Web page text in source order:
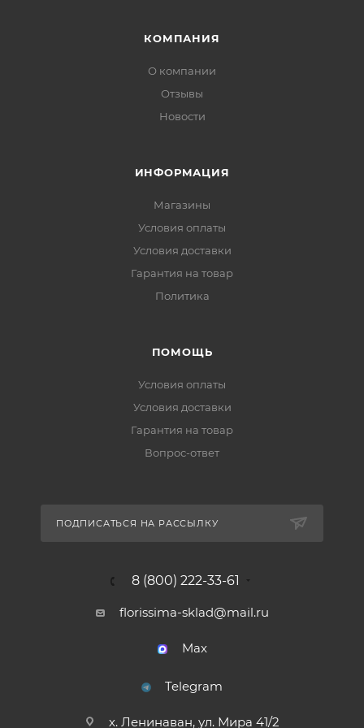
КОМПАНИЯ
О компании
Отзывы
Новости
ИНФОРМАЦИЯ
Магазины
Условия оплаты
Условия доставки
Гарантия на товар
Политика
ПОМОЩЬ
Условия оплаты
Условия доставки
Гарантия на товар
Вопрос-ответ
ПОДПИСАТЬСЯ НА РАССЫЛКУ
8 (800) 222-33-61
florissima-sklad@mail.ru
Max
Telegram
х. Ленинаван, ул. Мира 41/2